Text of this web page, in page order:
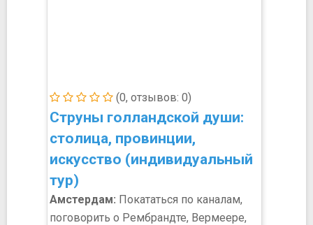
(0, отзывов: 0)
Струны голландской души:
столица, провинции,
искусство (индивидуальный
тур)
Амстердам: Покататься по каналам,
поговорить о Рембрандте, Вермеере,